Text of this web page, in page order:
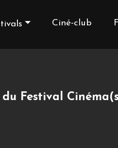
Ciné-club
Festival